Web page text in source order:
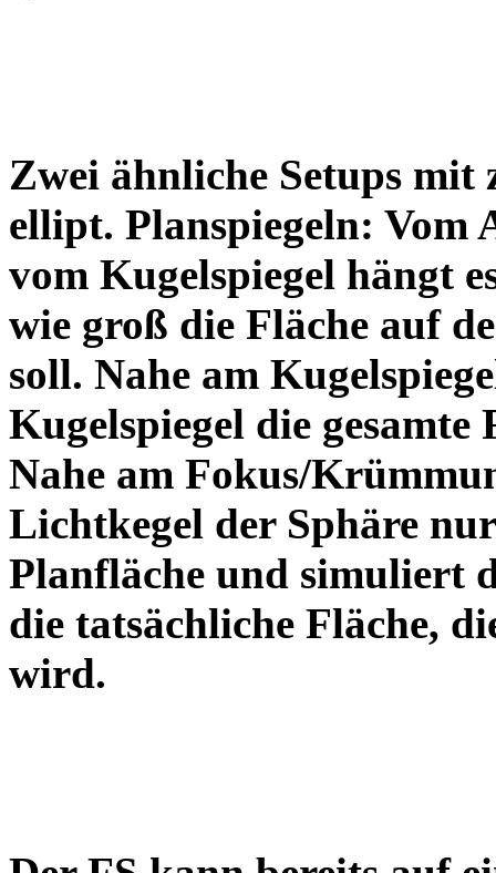
Zwei ähnliche Setups mit
ellipt. Planspiegeln: Vom
vom Kugelspiegel hängt
wie groß die Fläche auf
soll. Nahe am
Kugelspiegel die gesamte
Nahe am Fokus/
Lichtkegel der Sphäre
Planfläche und simuliert
die tatsächliche Fläche,
wird.